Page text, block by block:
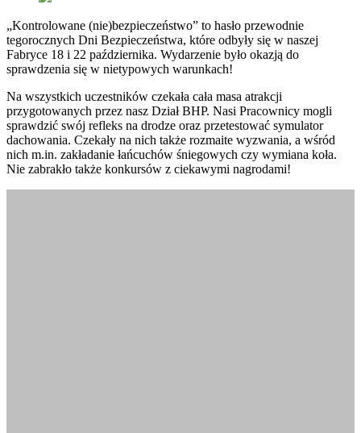
„Kontrolowane (nie)bezpieczeństwo” to hasło przewodnie
tegorocznych Dni Bezpieczeństwa, które odbyły się w naszej
Fabryce 18 i 22 października. Wydarzenie było okazją do
sprawdzenia się w nietypowych warunkach!
Na wszystkich uczestników czekała cała masa atrakcji
przygotowanych przez nasz Dział BHP. Nasi Pracownicy mogli
sprawdzić swój refleks na drodze oraz przetestować symulator
dachowania. Czekały na nich także rozmaite wyzwania, a wśród
nich m.in. zakładanie łańcuchów śniegowych czy wymiana koła.
Nie zabrakło także konkursów z ciekawymi nagrodami!